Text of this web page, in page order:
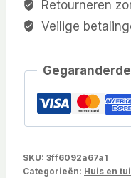
Retourneren
Veilige
SKU: 3ff6092a67a1
Categorieën: Huis en